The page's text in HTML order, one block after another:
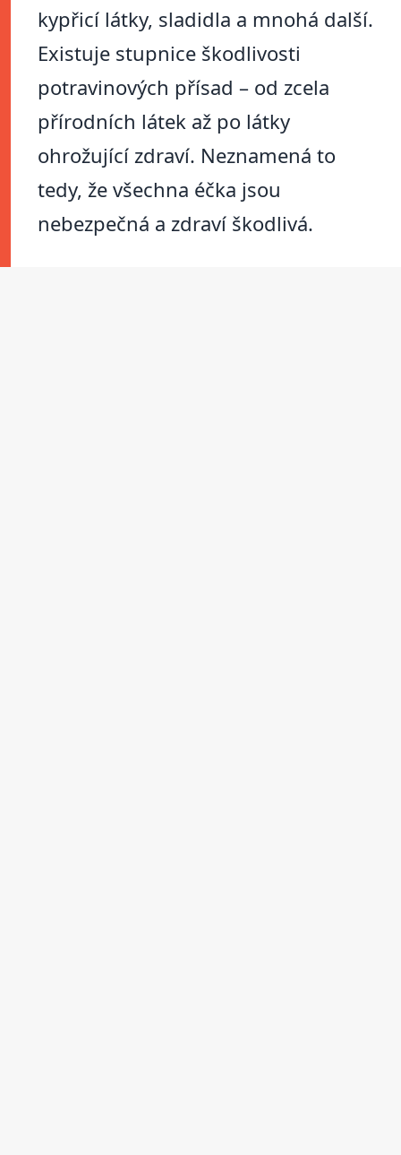
kypřicí látky, sladidla a mnohá další.
Existuje stupnice škodlivosti
potravinových přísad – od zcela
přírodních látek až po látky
ohrožující zdraví. Neznamená to
tedy, že všechna éčka jsou
nebezpečná a zdraví škodlivá.